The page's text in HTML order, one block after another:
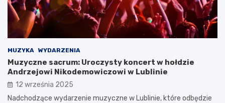
MUZYKA WYDARZENIA
Muzyczne sacrum: Uroczysty koncert w hołdzie
Andrzejowi Nikodemowiczowi w Lublinie
12 września 2025
Nadchodzące wydarzenie muzyczne w Lublinie, które odbędzie